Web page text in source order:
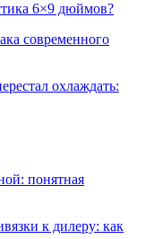
6×9 дюймов?
современного
охлаждать:
понятная
к дилеру: как